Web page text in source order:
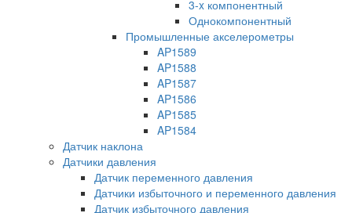
3-x компонентный
Однокомпонентный
Промышленные акселерометры
AP1589
AP1588
AP1587
AP1586
AP1585
AP1584
Датчик наклона
Датчики давления
Датчик переменного давления
Датчики избыточного и переменного давления
Датчик избыточного давления